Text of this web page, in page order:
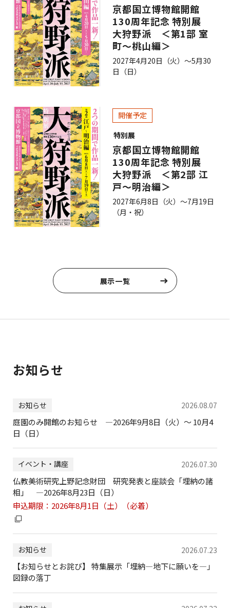
京都国立博物館開館
130周年記念 特別展
大狩野派 ＜第1部 室
町～桃山編＞
2027年4月20日（火）～5月30
日（日）
開催予定
特別展
京都国立博物館開館
130周年記念 特別展
大狩野派 ＜第2部 江
戸～明治編＞
2027年6月8日（火）～7月19日
（月・祝）
展示一覧
お知らせ
お知らせ 2026.08.07
庭園のみ開館のお知らせ ―2026年9月8日（火）～ 10月4
日（日）
イベント・講座 2026.07.30
仏教美術研究上野記念財団 研究発表と座談会「埋納の諸
相」 ―2026年8月23日（日）
申込期限：2026年8月1日（土）（必着）
お知らせ 2026.07.23
【お知らせとお詫び】 特集展示「埋納―地下に願いを―」
図録の落丁